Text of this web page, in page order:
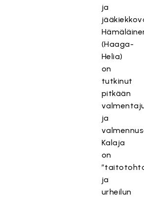
ja
(Haaga-
Helia)
on
tutkinut
pitkään
ja
Kalaja
on
ja
urheilun